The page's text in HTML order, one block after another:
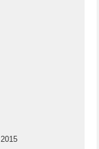
2015